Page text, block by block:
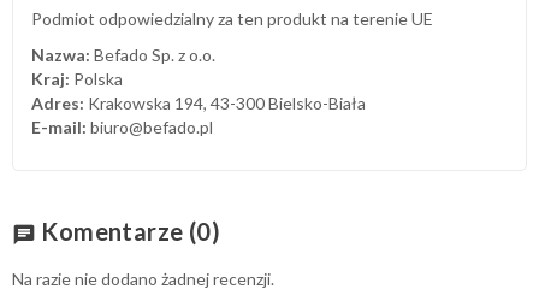
Podmiot odpowiedzialny za ten produkt na terenie UE
Nazwa: Befado Sp. z o.o.
Kraj: Polska
Adres: Krakowska 194, 43-300 Bielsko-Biała
E-mail: biuro@befado.pl
chat Komentarze (0)
Na razie nie dodano żadnej recenzji.